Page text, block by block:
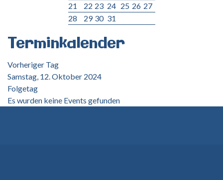
21
22 23 24 25 26 27
28
29 30 31
Terminkalender
Vorheriger Tag
Samstag, 12. Oktober 2024
Folgetag
Es wurden keine Events gefunden